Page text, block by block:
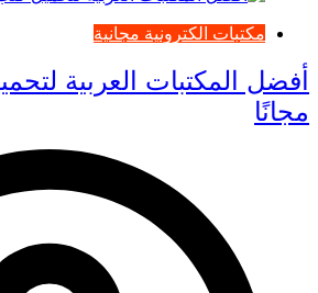
مكتبات الكترونية مجانية
مجانًا